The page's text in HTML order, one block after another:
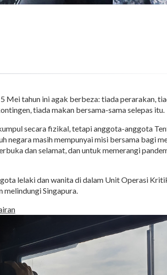
Mei tahun ini agak berbeza: tiada perarakan,
tiada makan bersama-sama selepas itu.
secara fizikal, tetapi anggota-anggota
negara masih mempunyai misi bersama bagi
dan selamat, dan untuk memerangi
lelaki dan wanita di dalam Unit Operasi
melindungi Singapura.